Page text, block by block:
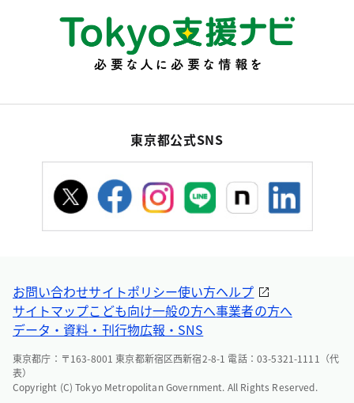
東京都公式SNS
お問い合わせサイトポリシー使い方ヘルプ
サイトマップこども向け一般の方へ事業者の方へ
データ・資料・刊行物広報・SNS
東京都庁：〒163-8001 東京都新宿区西新宿2-8-1 電話：03-5321-1111（代
表）
Copyright (C) Tokyo Metropolitan Government. All Rights Reserved.